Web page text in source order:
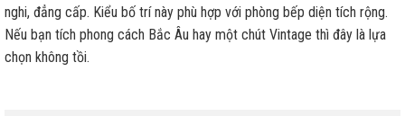
nghi, đẳng cấp. Kiểu bố trí này phù hợp với phòng bếp diện tích rộng.
Nếu bạn tích phong cách Bắc Âu hay một chút Vintage thì đây là lựa
chọn không tồi.